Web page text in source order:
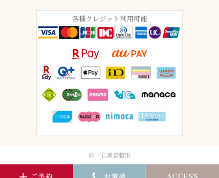
各種クレジット利用可能
© 十仁美容整形
ご予約 お電話 ACCESS